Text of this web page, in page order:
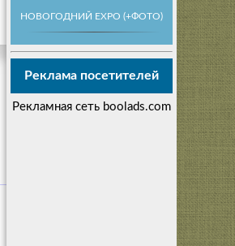
НОВОГОДНИЙ EXPO (+ФОТО)
Реклама посетителей
Рекламная сеть boolads.com